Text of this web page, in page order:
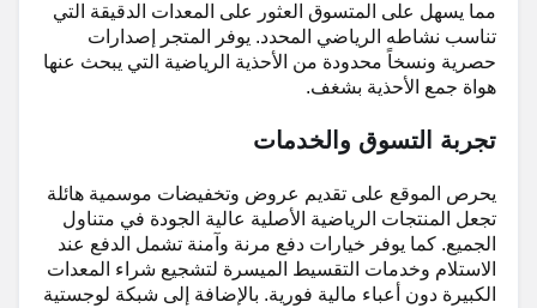
مما يسهل على المتسوق العثور على المعدات الدقيقة التي
تناسب نشاطه الرياضي المحدد. يوفر المتجر إصدارات
حصرية ونسخاً محدودة من الأحذية الرياضية التي يبحث عنها
هواة جمع الأحذية بشغف.
تجربة التسوق والخدمات
يحرص الموقع على تقديم عروض وتخفيضات موسمية هائلة
تجعل المنتجات الرياضية الأصلية عالية الجودة في متناول
الجميع. كما يوفر خيارات دفع مرنة وآمنة تشمل الدفع عند
الاستلام وخدمات التقسيط الميسرة لتشجيع شراء المعدات
الكبيرة دون أعباء مالية فورية. بالإضافة إلى شبكة لوجستية